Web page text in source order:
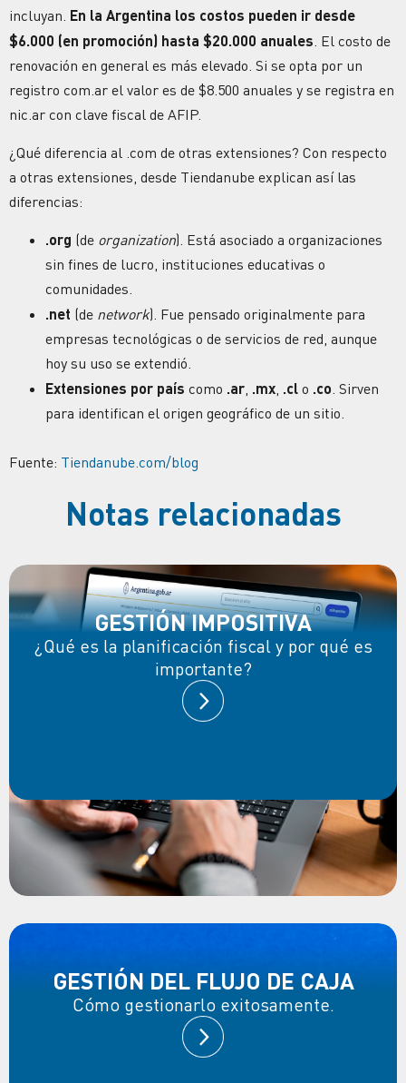
incluyan. En la Argentina los costos pueden ir desde
$6.000 (en promoción) hasta $20.000 anuales. El costo de
renovación en general es más elevado. Si se opta por un
registro com.ar el valor es de $8.500 anuales y se registra en
nic.ar con clave fiscal de AFIP.
¿Qué diferencia al .com de otras extensiones? Con respecto
a otras extensiones, desde Tiendanube explican así las
diferencias:
.org (de organization). Está asociado a organizaciones
sin fines de lucro, instituciones educativas o
comunidades.
.net (de network). Fue pensado originalmente para
empresas tecnológicas o de servicios de red, aunque
hoy su uso se extendió.
Extensiones por país como .ar .mx .cl o .co . Sirven
para identifican el origen geográfico de un sitio.
Fuente: Tiendanube.com/blog
Notas relacionadas
GESTIÓN IMPOSITIVA
¿Qué es la planificación fiscal y por qué es
importante?
GESTIÓN DEL FLUJO DE CAJA
Cómo gestionarlo exitosamente.